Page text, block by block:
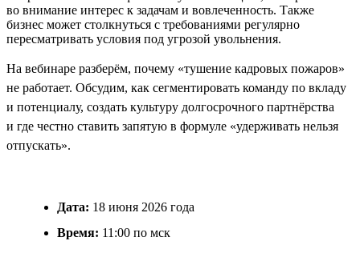
во внимание интерес к задачам и вовлеченность. Также
бизнес может столкнуться с требованиями регулярно
пересматривать условия под угрозой увольнения.
На вебинаре разберём, почему «тушение кадровых пожаров»
не работает. Обсудим, как сегментировать команду по вкладу
и потенциалу, создать культуру долгосрочного партнёрства
и где честно ставить запятую в формуле «удерживать нельзя
отпускать».
Дата: 18 июня 2026 года
Время: 11:00 по мск